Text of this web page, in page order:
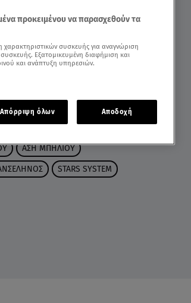
ΑΣΗ ΜΠΗΛΙΟΥ
STARS SYSTEM
προκειμένου να παρασχεθούν τα
συσκευής για αναγνώριση
Εξατομικευμένη διαφήμιση και
και ανάπτυξη υπηρεσιών.
Απόρριψη όλων Αποδοχή